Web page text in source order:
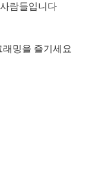
람들입니다
밍을 즐기세요